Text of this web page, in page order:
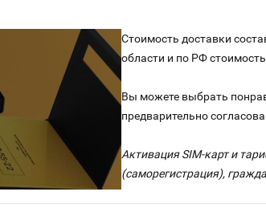
Стоимость доставки
области и по РФ
Вы можете выбрать
предварительно
Активация SIM-карт и
(саморегистрация),